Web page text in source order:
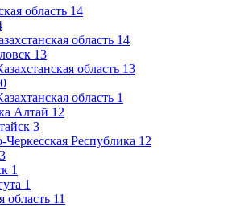
область 14
область 14
13
область 13
область 1
Алтай 12
3
Черкесская Республика 12
3
1
1
область 11